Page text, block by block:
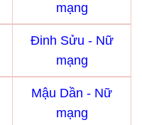
mạng
Đinh Sửu - Nữ
mạng
Mậu Dần - Nữ
mạng